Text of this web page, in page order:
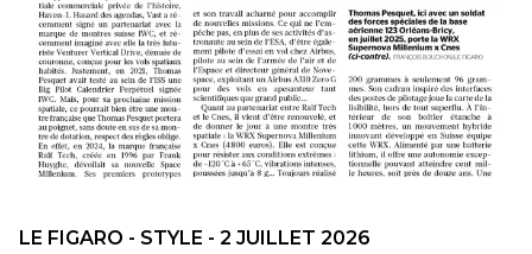
LE FIGARO - STYLE - 2 JUILLET 2026